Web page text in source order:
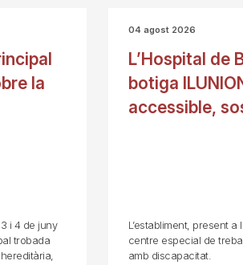
la
i 4 de juny
trobada
04 agost 2026
L’Hospital de
botiga
accessible,
L’establiment, present a
centre especial de
amb discapacitat.